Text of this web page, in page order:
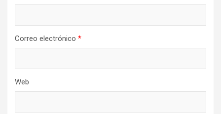
Correo electrónico *
Web